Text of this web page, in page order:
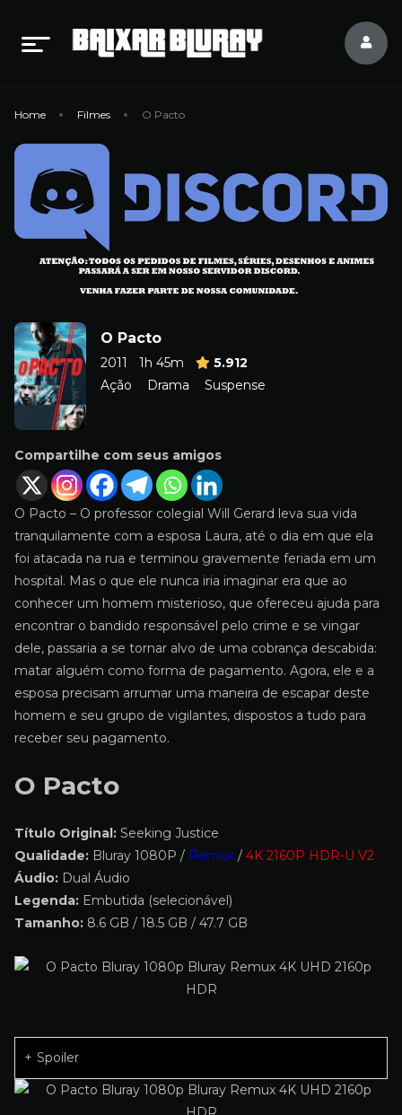
Home Filmes O Pacto
O Pacto
2011 1h 45m
5.912
Ação
Drama Suspense
Compartilhe com seus amigos
O Pacto – O professor colegial Will Gerard leva sua vida
tranquilamente com a esposa Laura, até o dia em que ela
foi atacada na rua e terminou gravemente feriada em um
hospital. Mas o que ele nunca iria imaginar era que ao
conhecer um homem misterioso, que ofereceu ajuda para
encontrar o bandido responsável pelo crime e se vingar
dele, passaria a se tornar alvo de uma cobrança descabida:
matar alguém como forma de pagamento. Agora, ele e a
esposa precisam arrumar uma maneira de escapar deste
homem e seu grupo de vigilantes, dispostos a tudo para
receber seu pagamento.
O Pacto
Título Original: Seeking Justice
Qualidade: Bluray 1080P / Remux / 4K 2160P HDR-U V2
Áudio: Dual Áudio
Legenda: Embutida (selecionável)
Tamanho: 8.6 GB / 18.5 GB / 47.7 GB
Spoiler